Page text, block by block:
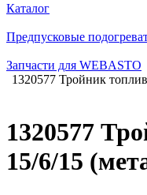
Каталог
Предпусковые
Запчасти для WEBASTO
1320577 Тройник
1320577
15/6/15